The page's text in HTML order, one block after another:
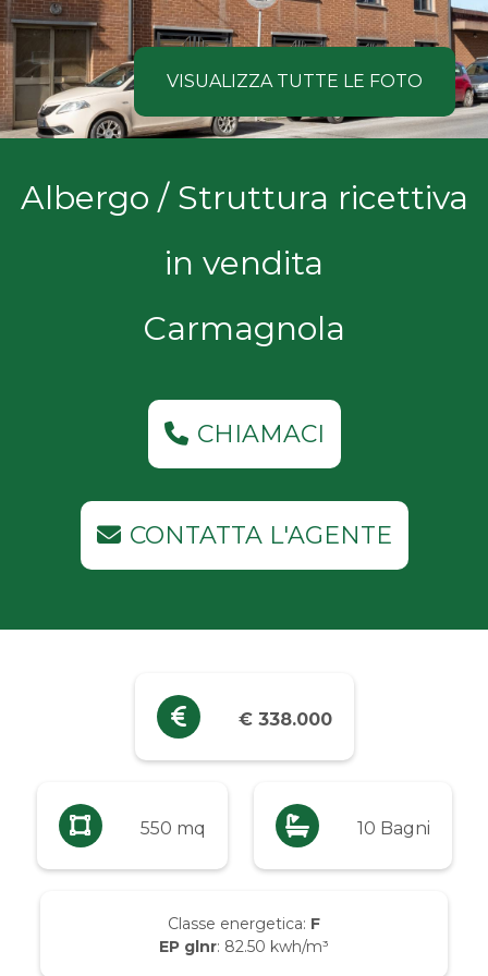
VISUALIZZA TUTTE LE FOTO
Albergo / Struttura ricettiva
in vendita
Carmagnola
CHIAMACI
CONTATTA L'AGENTE
€ 338.000
550 mq 10 Bagni
Classe energetica: F
EP glnr: 82.50 kwh/m³
COSA
CERCANO
NOSTRI
Comune
Tipologia
-
Prezzo
Fino a € 5.000
Da € 5.000 a € 10.000
Da € 20.000 a € 50.000